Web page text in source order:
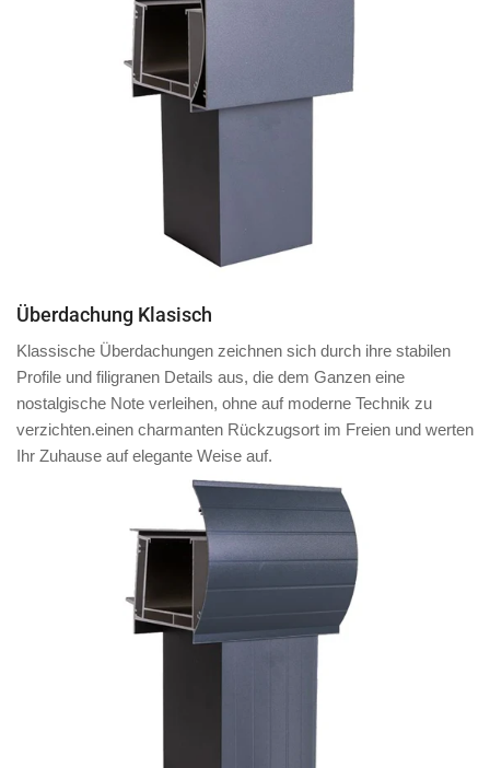
Überdachung Klasisch
Klassische Überdachungen zeichnen sich durch ihre stabilen
Profile und filigranen Details aus, die dem Ganzen eine
nostalgische Note verleihen, ohne auf moderne Technik zu
verzichten.einen charmanten Rückzugsort im Freien und werten
Ihr Zuhause auf elegante Weise auf.